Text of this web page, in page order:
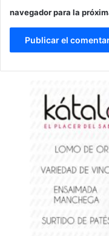
navegador para la